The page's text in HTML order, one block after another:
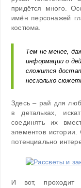
придётся много.
имён персонажей
костюма.
Тем не менее,
информации о
сложится
несколько
Здесь – рай для
в детальках,
соединять их
элементов истории.
потенциально
И вот, проходит